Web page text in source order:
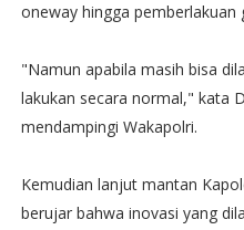
oneway hingga pemberlakuan
"Namun apabila masih bisa
lakukan secara normal," kata
mendampingi Wakapolri.
Kemudian lanjut mantan
berujar bahwa inovasi yang